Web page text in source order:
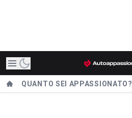
QUANTO SEI APPASSIONATO?